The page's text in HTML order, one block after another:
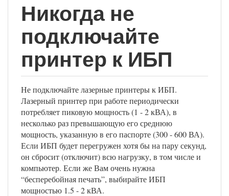
Никогда не
подключайте
принтер к ИБП
Не подключайте лазерные принтеры к ИБП.
Лазерный принтер при работе периодически
потребляет пиковую мощность (1 - 2 кВА), в
несколько раз превышающую его среднюю
мощность, указанную в его паспорте (300 - 600 ВА).
Если ИБП будет перегружен хотя бы на пару секунд,
он сбросит (отключит) всю нагрузку, в том числе и
компьютер. Если же Вам очень нужна
“бесперебойная печать”, выбирайте ИБП
мощностью 1.5 - 2 кВА.